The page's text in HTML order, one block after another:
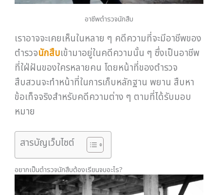
อาชีพตำรวจนักสืบ
เราอาจจะเคยเห็นในหลาย ๆ คดีความที่จะมีอาชีพของ
ตำรวจนักสืบเข้ามาอยู่ในคดีความนั้น ๆ ซึ่งเป็นอาชีพ
ที่ใฝ่ฝันของใครหลายคน โดยหน้าที่ของตำรวจ
สืบสวนจะทำหน้าที่ในการเก็บหลักฐาน พยาน สืบหา
ข้อเท็จจริงสำหรับคดีความต่าง ๆ ตามที่ได้รับมอบ
หมาย
สารบัญเว็บไซต์
อยากเป็นตำรวจนักสืบต้องเรียนจบอะไร?